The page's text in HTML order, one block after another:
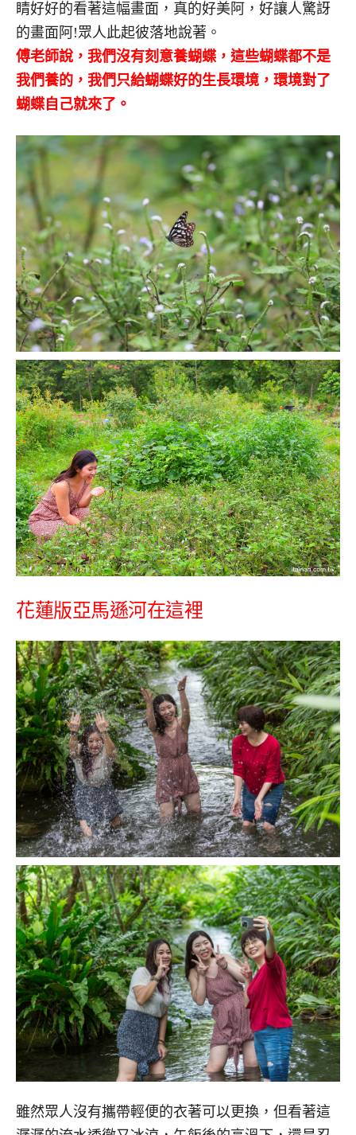
睛好好的看著這幅畫面，真的好美阿，好讓人驚訝
的畫面阿!眾人此起彼落地說著。
傅老師說，我們沒有刻意養蝴蝶，這些蝴蝶都不是
我們養的，我們只給蝴蝶好的生長環境，環境對了
蝴蝶自己就來了。
花蓮版亞馬遜河在這裡
雖然眾人沒有攜帶輕便的衣著可以更換，但看著這